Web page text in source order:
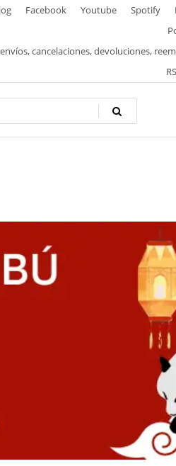
Facebook Youtube Spotify
cancelaciones, devoluciones,